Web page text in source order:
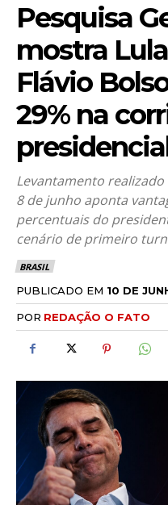
Pesquisa
mostra
Flávio
29% na
Levantamento
8 de junho aponta
percentuais do
cenário de primeiro
BRASIL
PUBLICADO EM 10 DE
POR REDAÇÃO O FATO